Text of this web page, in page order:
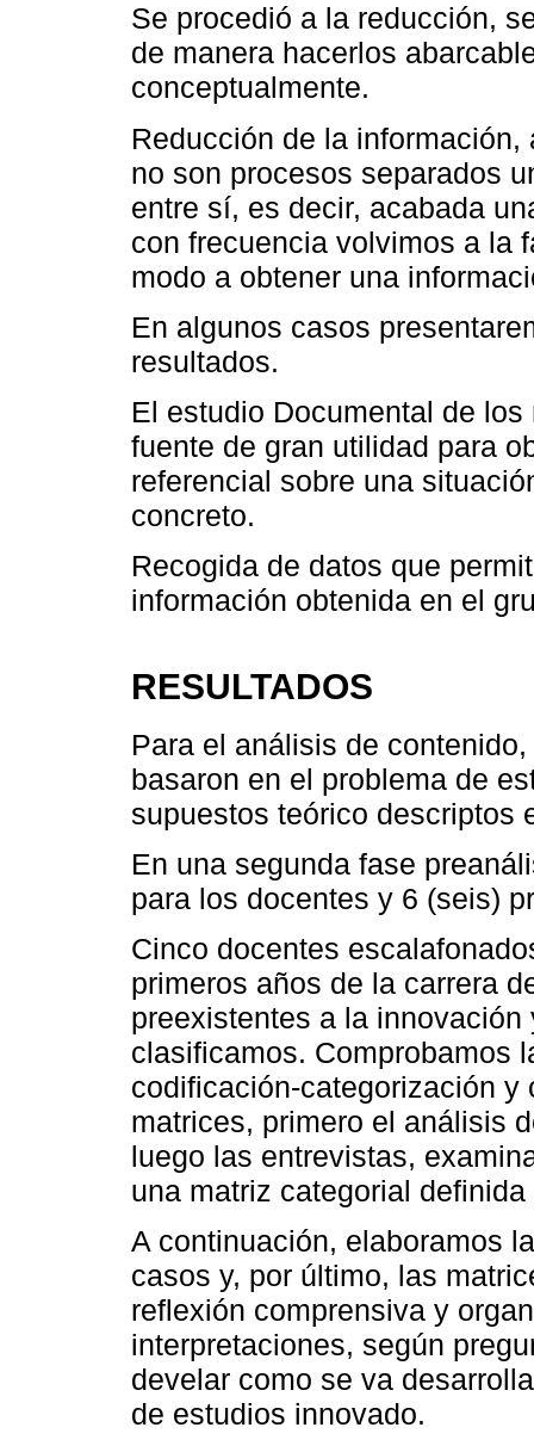
Se procedió a la reducción,
de manera hacerlos
conceptualmente.
Reducción de la
no son procesos separados
entre sí, es decir, acabada
con frecuencia volvimos a la
modo a obtener una
En algunos casos
resultados.
El estudio Documental de
fuente de gran utilidad para
referencial sobre una
concreto.
Recogida de datos que
información obtenida en el
RESULTADOS
Para el análisis de
basaron en el problema de
supuestos teórico descriptos
En una segunda fase
para los docentes y 6 (seis)
Cinco docentes
primeros años de la carrera
preexistentes a la
clasificamos. Comprobamos
codificación-categorización
matrices, primero el análisis
luego las entrevistas,
una matriz categorial
A continuación, elaboramos
casos y, por último, las
reflexión comprensiva y
interpretaciones, según
develar como se va
de estudios innovado.